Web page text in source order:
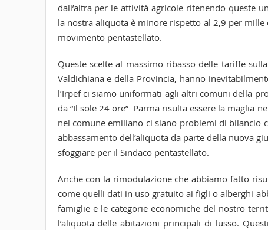
dall’altra per le attività agricole ritenendo queste
la nostra aliquota è minore rispetto al 2,9 per
movimento pentastellato.
Queste scelte al massimo ribasso delle tariffe
Valdichiana e della Provincia, hanno
l’Irpef ci siamo uniformati agli altri comuni della
da “Il sole 24 ore” Parma risulta essere la maglia
nel comune emiliano ci siano problemi di bilancio
abbassamento dell’aliquota da parte della nuova
sfoggiare per il Sindaco pentastellato.
Anche con la rimodulazione che abbiamo fatto
come quelli dati in uso gratuito ai figli o alberghi
famiglie e le categorie economiche del nostro
l’aliquota delle abitazioni principali di lusso.